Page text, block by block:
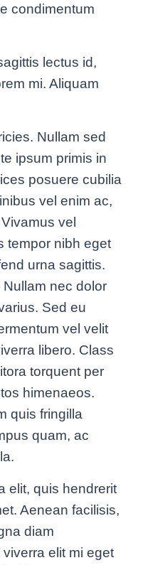
condimentum
lectus id,
mi. Aliquam
Nullam sed
ipsum primis in
posuere cubilia
vel enim ac,
vel
tempor nibh eget
urna sagittis.
nec dolor
Sed eu
vel velit
libero. Class
torquent per
himenaeos.
quis fringilla
quam, ac
elit, quis hendrerit
Aenean facilisis,
diam
elit mi eget